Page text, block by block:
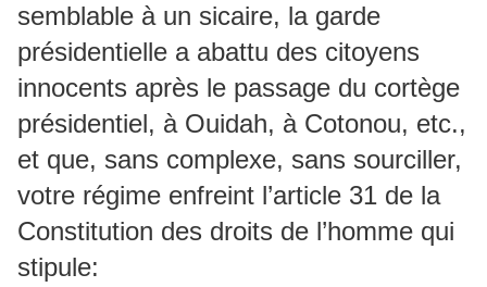
semblable à un sicaire, la garde
présidentielle a abattu des citoyens
innocents après le passage du cortège
présidentiel, à Ouidah, à Cotonou, etc.,
et que, sans complexe, sans sourciller,
votre régime enfreint l’article 31 de la
Constitution des droits de l’homme qui
stipule: